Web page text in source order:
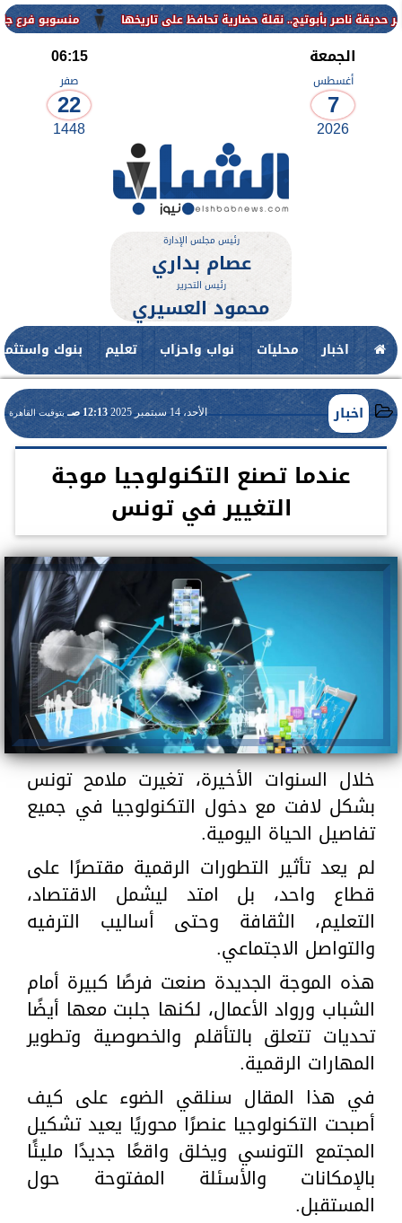
منسوبو فرع جامعة الأزهر
الجمعة
أغسطس
7
2026
06:15
صفر
22
1448
رئيس مجلس الإدارة
عصام بداري
رئيس التحرير
محمود العسيري
اخبار محليات نواب واحزاب تعليم بنوك
اخبار الأحد، 14 سبتمبر 2025 12:13 صـ بتوقيت القاهرة
عندما تصنع التكنولوجيا موجة
التغيير في تونس
خلال السنوات الأخيرة، تغيرت ملامح تونس
بشكل لافت مع دخول التكنولوجيا في جميع
تفاصيل الحياة اليومية.
لم يعد تأثير التطورات الرقمية مقتصرًا على
قطاع واحد، بل امتد ليشمل الاقتصاد،
التعليم، الثقافة وحتى أساليب الترفيه
والتواصل الاجتماعي.
هذه الموجة الجديدة صنعت فرصًا كبيرة أمام
الشباب ورواد الأعمال، لكنها جلبت معها أيضًا
تحديات تتعلق بالتأقلم والخصوصية وتطوير
المهارات الرقمية.
في هذا المقال سنلقي الضوء على كيف
أصبحت التكنولوجيا عنصرًا محوريًا يعيد تشكيل
المجتمع التونسي ويخلق واقعًا جديدًا مليئًا
بالإمكانات والأسئلة المفتوحة حول
المستقبل.